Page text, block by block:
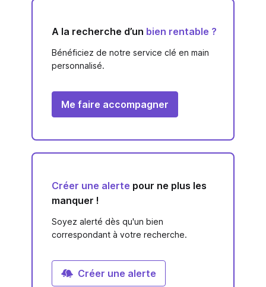
A la recherche d’un bien rentable ?
Bénéficiez de notre service clé en main
personnalisé.
Me faire accompagner
Créer une alerte pour ne plus les
manquer !
Soyez alerté dès qu'un bien
correspondant à votre recherche.
Créer une alerte